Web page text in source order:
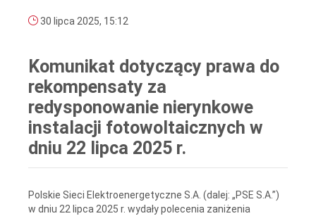
30 lipca 2025, 15:12
Komunikat dotyczący prawa do
rekompensaty za
redysponowanie nierynkowe
instalacji fotowoltaicznych w
dniu 22 lipca 2025 r.
Polskie Sieci Elektroenergetyczne S.A. (dalej: „PSE S.A.”)
w dniu 22 lipca 2025 r. wydały polecenia zaniżenia